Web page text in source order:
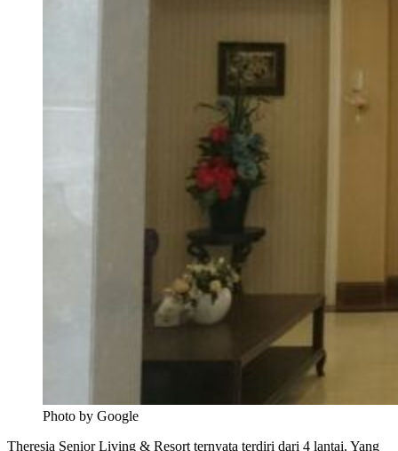
Photo by Google
Theresia Senior Living & Resort ternyata terdiri dari 4 lantai. Yang